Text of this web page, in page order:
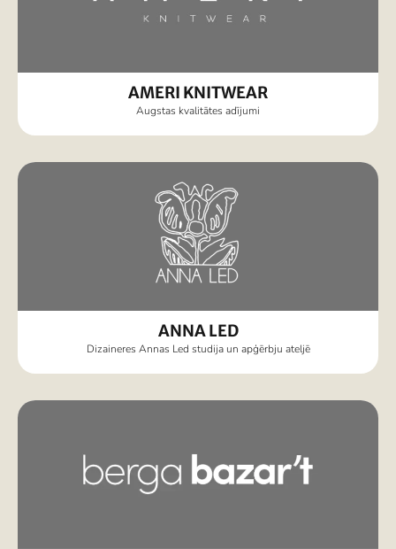
AMERI KNITWEAR
Augstas kvalitātes adījumi
ANNA LED
Dizaineres Annas Led studija un apģērbju ateljē